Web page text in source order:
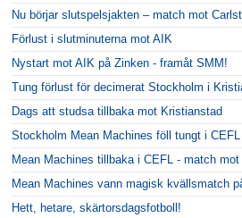
Nu börjar slutspelsjakten – match mot
Förlust i slutminuterna mot AIK
Nystart mot AIK på Zinken - framåt SMM!
Tung förlust för decimerat Stockholm i
Dags att studsa tillbaka mot Kristianstad
Stockholm Mean Machines föll tungt i
Mean Machines tillbaka i CEFL - match
Mean Machines vann magisk kvällsmatch
Hett, hetare, skärtorsdagsfotboll!